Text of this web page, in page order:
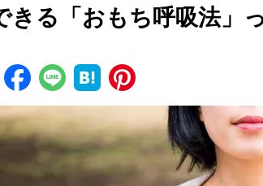
きる「おもち呼吸法」